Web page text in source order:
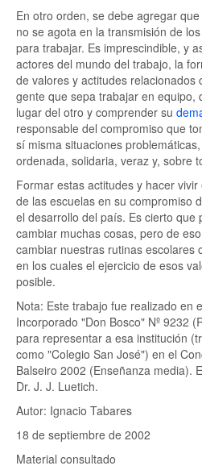
En otro orden, se debe agregar
no se agota en la transmisión de
para trabajar. Es imprescindible, y
actores del mundo del trabajo, la
de valores y actitudes relacionados
gente que sepa trabajar en equipo,
lugar del otro y comprender su
responsable del compromiso que
sí misma situaciones
ordenada, solidaria, veraz y, sobre
Formar estas actitudes y hacer
de las escuelas en su compromiso
el desarrollo del país. Es cierto que
cambiar muchas cosas, pero de
cambiar nuestras rutinas escolares
en los cuales el ejercicio de esos
posible.
Nota: Este trabajo fue realizado en
Incorporado "Don Bosco" Nº 9232
para representar a esa institución
como "Colegio San José") en el
Balseiro 2002 (Enseñanza media).
Dr. J. J. Luetich.
Autor: Ignacio Tabares
18 de septiembre de 2002
Material consultado